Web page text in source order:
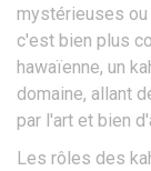
mystérieuses
c'est bien plus
hawaïenne, un
domaine, allant
par l'art et bien
Les rôles des